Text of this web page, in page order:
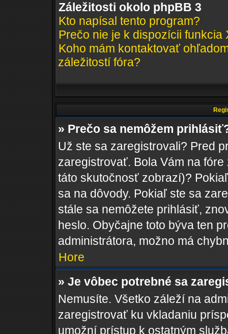
Záležitosti okolo phpBB 3
Kto napísal tento program?
Prečo nie je k dispozícii funkcia
Koho mám kontaktovať
záležitostí fóra?
» Prečo sa nemôžem
Už ste sa zaregistrovali? Pred
zaregistrovať. Bola Vám na
táto skutočnosť zobrazí)?
sa na dôvody. Pokiaľ ste sa
stále sa nemôžete prihlásiť,
heslo. Obyčajne toto býva ten
administrátora, možno má
Hore
» Je vôbec potrebné sa
Nemusíte. Všetko záleží na
zaregistrovať ku vkladaniu
umožní prístup k ostatným